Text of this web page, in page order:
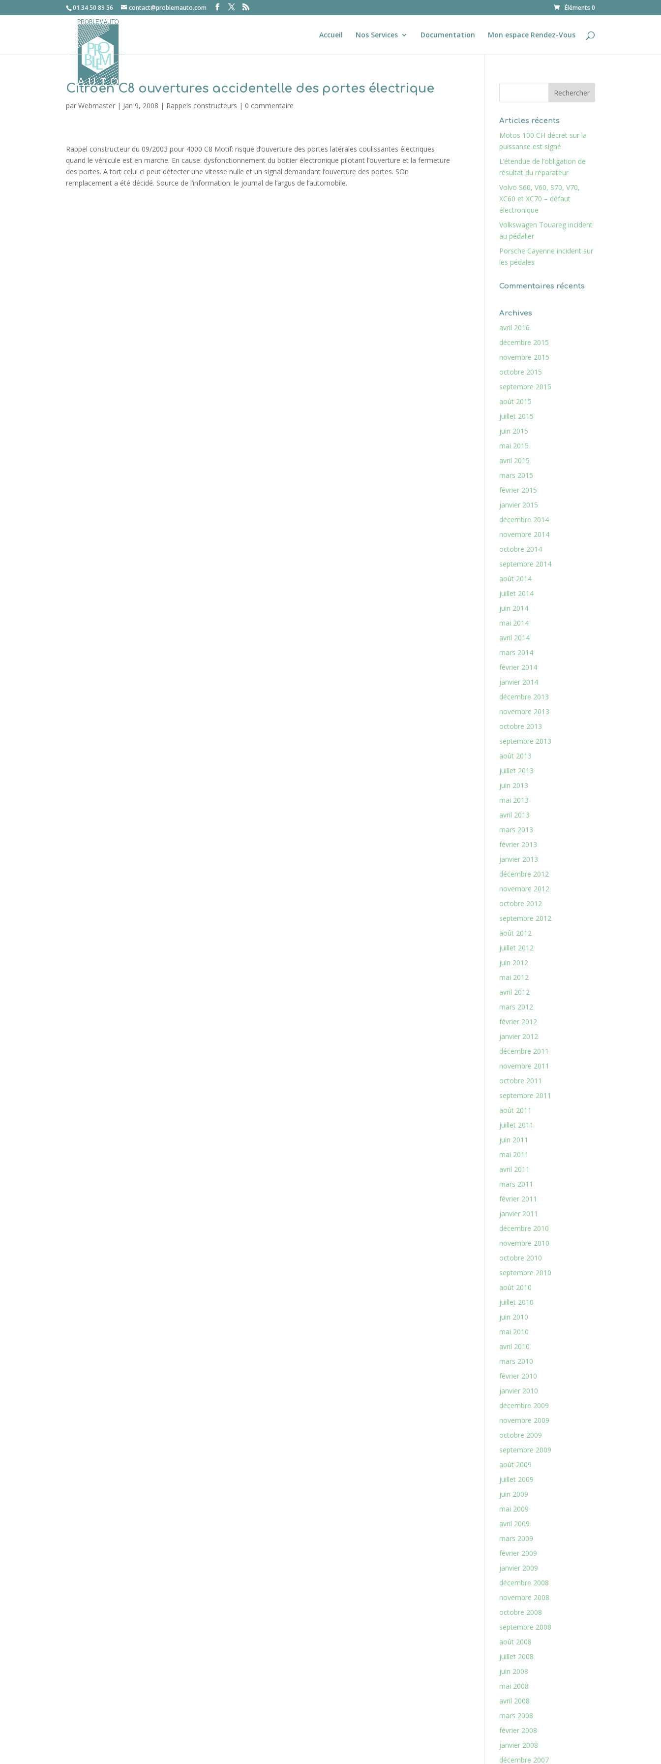
01 34 50 89 56 contact@problemauto.com Éléments 0
Accueil Nos Services Documentation Mon espace Rendez-Vous
Citroen C8 ouvertures accidentelle des portes électrique
parWebmaster | Jan 9, 2008 | Rappels constructeurs | 0 commentaire
Rappel constructeur du 09/2003 pour 4000 C8 Motif: risque d’ouverture des portes latérales coulissantes électriques
quand le véhicule est en marche. En cause: dysfonctionnement du boitier électronique pilotant l’ouverture et la fermeture
des portes. A tort celui ci peut détecter une vitesse nulle et un signal demandant l’ouverture des portes. SOn
remplacement a été décidé. Source de l’information: le journal de l’argus de l’automobile.
Articles récents
Motos 100 CH décret sur la
puissance est signé
L’étendue de l’obligation de
résultat du réparateur
Volvo S60, V60, S70, V70,
XC60 et XC70 – défaut
électronique
Volkswagen Touareg incident
au pédalier
Porsche Cayenne incident sur
les pédales
Commentaires récents
Archives
avril 2016
décembre 2015
novembre 2015
octobre 2015
septembre 2015
août 2015
juillet 2015
juin 2015
mai 2015
avril 2015
mars 2015
février 2015
janvier 2015
décembre 2014
novembre 2014
octobre 2014
septembre 2014
août 2014
juillet 2014
juin 2014
mai 2014
avril 2014
mars 2014
février 2014
janvier 2014
décembre 2013
novembre 2013
octobre 2013
septembre 2013
août 2013
juillet 2013
juin 2013
mai 2013
avril 2013
mars 2013
février 2013
janvier 2013
décembre 2012
novembre 2012
octobre 2012
septembre 2012
août 2012
juillet 2012
juin 2012
mai 2012
avril 2012
mars 2012
février 2012
janvier 2012
décembre 2011
novembre 2011
octobre 2011
septembre 2011
août 2011
juillet 2011
juin 2011
mai 2011
avril 2011
mars 2011
février 2011
janvier 2011
décembre 2010
novembre 2010
octobre 2010
septembre 2010
août 2010
juillet 2010
juin 2010
mai 2010
avril 2010
mars 2010
février 2010
janvier 2010
décembre 2009
novembre 2009
octobre 2009
septembre 2009
août 2009
juillet 2009
juin 2009
mai 2009
avril 2009
mars 2009
février 2009
janvier 2009
décembre 2008
novembre 2008
octobre 2008
septembre 2008
août 2008
juillet 2008
juin 2008
mai 2008
avril 2008
mars 2008
février 2008
janvier 2008
décembre 2007